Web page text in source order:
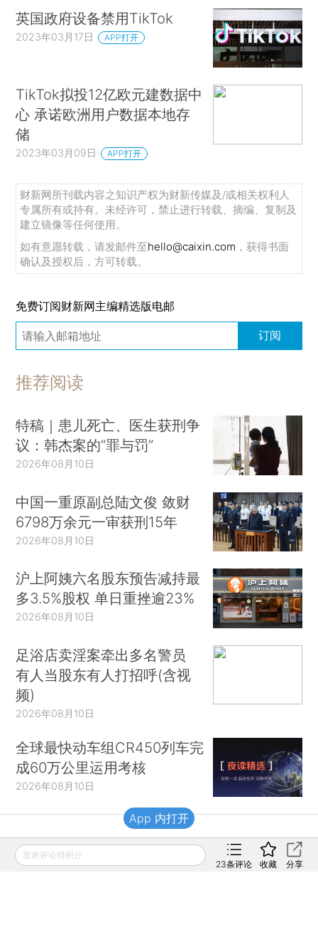
英国政府设备禁用TikTok
2023年03月17日 APP打开
TikTok拟投12亿欧元建数据中
心 承诺欧洲用户数据本地存
储
2023年03月09日 APP打开
财新网所刊载内容之知识产权为财新传媒及/或相关权利人
专属所有或持有。未经许可，禁止进行转载、摘编、复制及
建立镜像等任何使用。
如有意愿转载，请发邮件至hello@caixin.com ，获得书面
确认及授权后，方可转载。
免费订阅财新网主编精选版电邮
订阅
推荐阅读
特稿｜患儿死亡、医生获刑争
议：韩杰案的“罪与罚”
2026年08月10日
中国一重原副总陆文俊 敛财
6798万余元一审获刑15年
2026年08月10日
沪上阿姨六名股东预告减持最
多3.5%股权 单日重挫逾23%
2026年08月10日
足浴店卖淫案牵出多名警员
有人当股东有人打招呼(含视
频)
2026年08月10日
全球最快动车组CR450列车完
成60万公里运用考核
2026年08月10日
财新移动
发表评论得积分
23条评论 收藏 分享
App 内打开